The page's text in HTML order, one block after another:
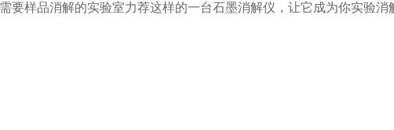
要样品消解的实验室力荐这样的一台石墨消解仪，让它成为你实验消